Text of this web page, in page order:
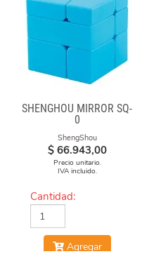
SHENGHOU MIRROR SQ-
0
ShengShou
$ 66.943,00
Precio unitario.
IVA incluido.
Cantidad:
Agregar